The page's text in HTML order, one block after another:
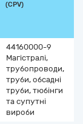
(CPV)
44160000-9
Магістралі,
трубопроводи,
труби, обсадні
труби, тюбінги
та супутні
вироби